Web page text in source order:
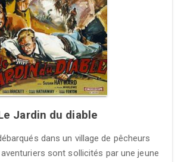
Jardin du diable
dans un village de pêcheurs
sont sollicités par une jeune